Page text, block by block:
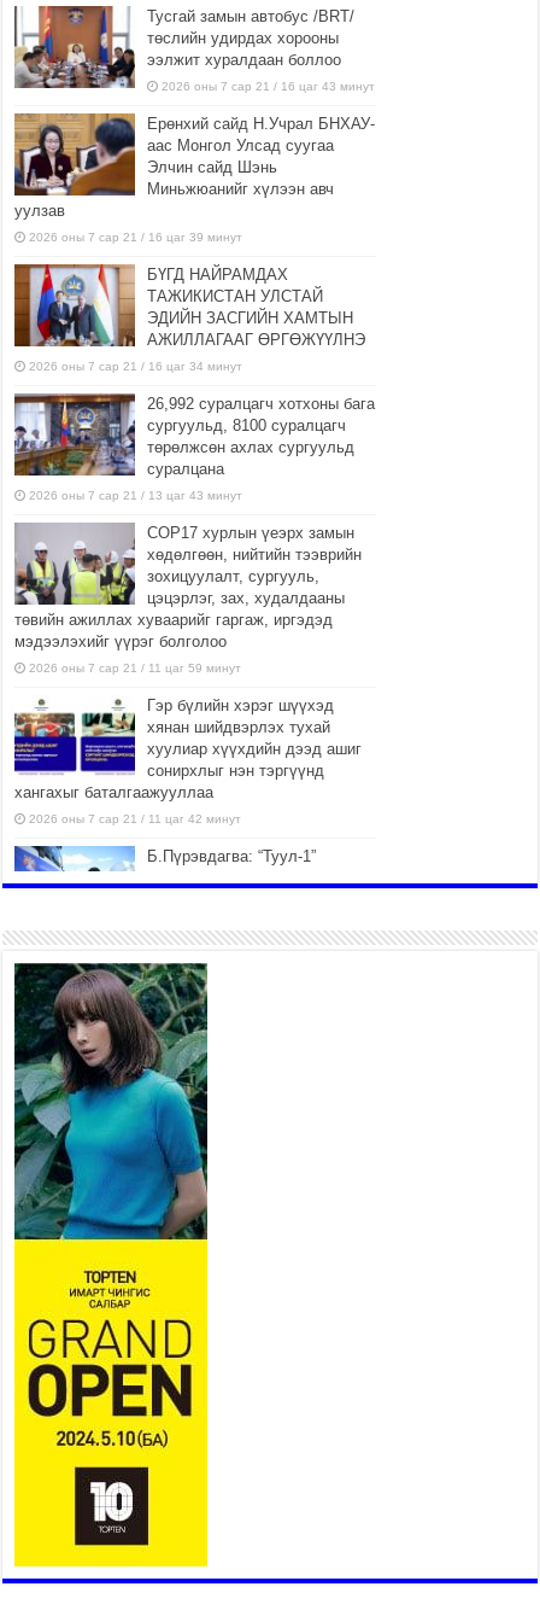
Тусгай замын автобус /BRT/
төслийн удирдах хорооны
ээлжит хуралдаан боллоо
2026 оны 7 сар 21 / 16 цаг 43 минут
Ерөнхий сайд Н.Учрал БНХАУ-
аас Монгол Улсад суугаа
Элчин сайд Шэнь
Миньжюанийг хүлээн авч
уулзав
2026 оны 7 сар 21 / 16 цаг 39 минут
БҮГД НАЙРАМДАХ
ТАЖИКИСТАН УЛСТАЙ
ЭДИЙН ЗАСГИЙН ХАМТЫН
АЖИЛЛАГААГ ӨРГӨЖҮҮЛНЭ
2026 оны 7 сар 21 / 16 цаг 34 минут
26,992 суралцагч хотхоны бага
сургуульд, 8100 суралцагч
төрөлжсөн ахлах сургуульд
суралцана
2026 оны 7 сар 21 / 13 цаг 43 минут
COP17 хурлын үеэрх замын
хөдөлгөөн, нийтийн тээврийн
зохицуулалт, сургууль,
цэцэрлэг, зах, худалдааны
төвийн ажиллах хуваарийг гаргаж, иргэдэд
мэдээлэхийг үүрэг болголоо
2026 оны 7 сар 21 / 11 цаг 59 минут
Гэр бүлийн хэрэг шүүхэд
хянан шийдвэрлэх тухай
хуулиар хүүхдийн дээд ашиг
сонирхлыг нэн тэргүүнд
хангахыг баталгаажууллаа
2026 оны 7 сар 21 / 11 цаг 42 минут
Б.Пүрэвдагва: “Туул-1”
2026 оны 7 сар 21 / 10 цаг 15 минут
НИЙСЛЭЛ, АЙМГИЙН
УДИРДЛАГУУДЫН АЖЛЫГ
ХҮНД СУРТЛЫГ БУУРУУЛЖ,
ИРГЭД, АЖ АХУЙН НЭГЖИЙН
АЧААГ ХЭРХЭН ХӨНГӨЛСНӨӨР ДҮГНЭНЭ
2026 оны 7 сар 21 / 10 цаг 09 минут
Байнгын хорооны дарга
М.Мандхай Цөлжилттэй
тэмцэх тухай НҮБ-ын
конвенцын талуудын 17 дугаар
бага хурал (СОР17)-ын бэлтгэл ажлын явцтай
танилцлаа
2026 оны 7 сар 21 / 10 цаг 03 минут
Б.Пүрэвдагва: Бүтээн байгуулалтын аливаа
ажил инженерийн хангамжийн байгууллагуудын
уялдаа холбоогүйгээс саатах ёсгүй
2026 оны 7 сар 20 / 17 цаг 21 минут
“Сэлбэ 20 минутын хот” төслийн анхны 12
давхар барилгын үндсэн карказ, цутгалтын ажил
2026 оны 7 сар 20 / 17 цаг 17 минут
Мопед, скүүтер, тэдгээртэй адилтгах үзүүлэлт
бүхий тээврийн хэрэгсэлтэй холбоотой
нийслэлийн засаг дарга захирамж гаргалаа